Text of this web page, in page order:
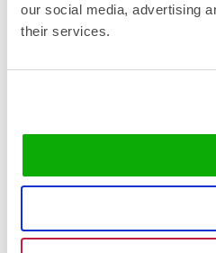
our social media, advertising
their services.